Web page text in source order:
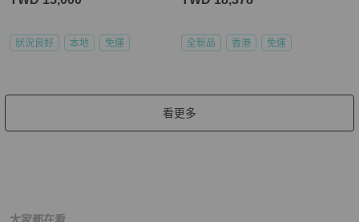
狀況良好 本地 免運 全新品 香港 免運
看更多
大家都在看